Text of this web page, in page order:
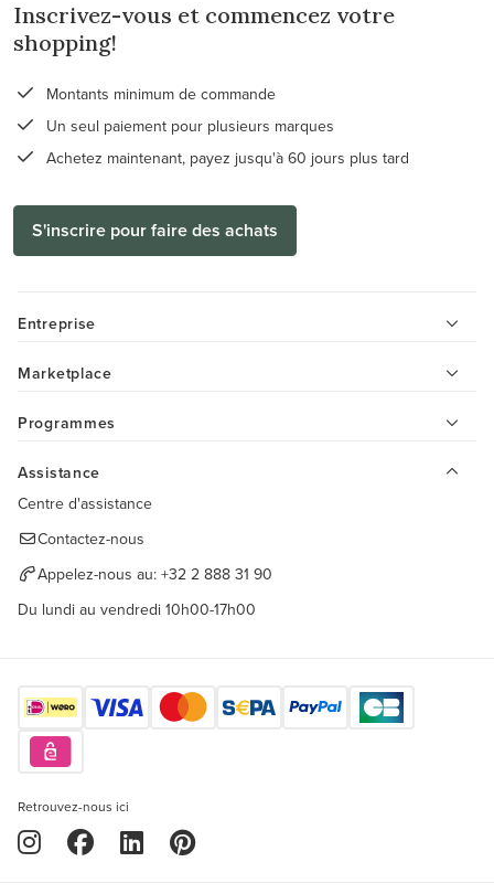
Inscrivez-vous et commencez votre
shopping!
Montants minimum de commande
Un seul paiement pour plusieurs marques
Achetez maintenant, payez jusqu'à 60 jours plus tard
S'inscrire pour faire des achats
Entreprise
Marketplace
Programmes
Assistance
Centre d'assistance
Contactez-nous
Appelez-nous au: +32 2 888 31 90
Du lundi au vendredi 10h00-17h00
Retrouvez-nous ici